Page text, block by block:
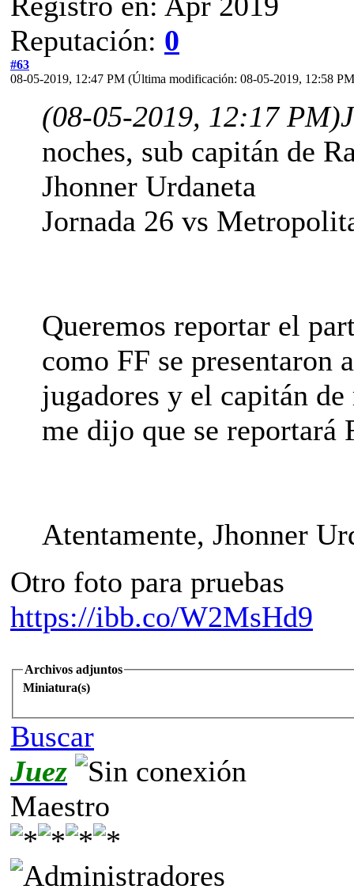
Reputación: 0
#63
08-05-2019, 12:47 PM (Última modificación: 08-05-2019, 12:58
(08-05-2019, 12:17 PM)
noches, sub capitán de
Jhonner Urdaneta
Jornada 26 vs
Queremos reportar el
como FF se presentaron
jugadores y el capitán
me dijo que se reportará
Atentamente, Jhonner
Otro foto para pruebas
https://ibb.co/W2MsHd9
Archivos adjuntos
Miniatura(s)
Buscar
Juez
Maestro